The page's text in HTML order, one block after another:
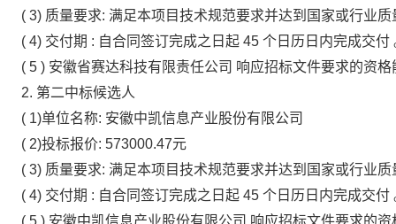
( 3) 质量要求: 满足本项目技术规范要求并达到国家或行业
( 4) 交付期 : 自合同签订完成之日起 45 个日历日内完成交付
( 5 ) 安徽省赛达科技有限责任公司 响应招标文件要求的资
2. 第二中标候选人
( 1)单位名称: 安徽中凯信息产业股份有限公司
( 2)投标报价: 573000.47元
( 3) 质量要求: 满足本项目技术规范要求并达到国家或行业
( 4) 交付期 : 自合同签订完成之日起 45 个日历日内完成交付
( 5 ) 安徽中凯信息产业股份有限公司 响应招标文件要求的